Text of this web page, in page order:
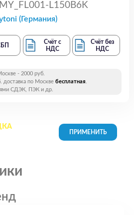
MY_FL001-L150B6K
(Германия)
Счёт с
НДС
Счёт без
НДС
- 2000 руб.
доставка по Москве бесплатная.
СДЭК, ПЭК и др.
на все